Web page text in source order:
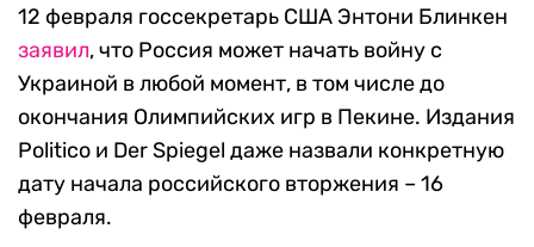
12 февраля госсекретарь США Энтони Блинкен
заявил, что Россия может начать войну с
Украиной в любой момент, в том числе до
окончания Олимпийских игр в Пекине. Издания
Politico и Der Spiegel даже назвали конкретную
дату начала российского вторжения – 16
февраля.